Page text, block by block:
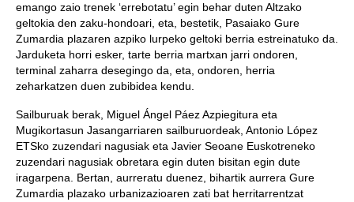
emango zaio trenek ‘errebotatu’ egin behar duten Altzako
geltokia den zaku-hondoari, eta, bestetik, Pasaiako Gure
Zumardia plazaren azpiko lurpeko geltoki berria estreinatuko da.
Jarduketa horri esker, tarte berria martxan jarri ondoren,
terminal zaharra desegingo da, eta, ondoren, herria
zeharkatzen duen zubibidea kendu.
Sailburuak berak, Miguel Ángel Páez Azpiegitura eta
Mugikortasun Jasangarriaren sailburuordeak, Antonio López
ETSko zuzendari nagusiak eta Javier Seoane Euskotreneko
zuzendari nagusiak obretara egin duten bisitan egin dute
iragarpena. Bertan, aurreratu duenez, bihartik aurrera Gure
Zumardia plazako urbanizazioaren zati bat herritarrentzat